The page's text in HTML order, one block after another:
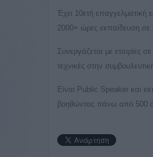
Έχει 10ετή επαγγελματική
2000+ ώρες εκπαίδευση σε
Συνεργάζεται με
τεχνικές στην
Είναι Public Speaker και
βοηθώντας πάνω από 500